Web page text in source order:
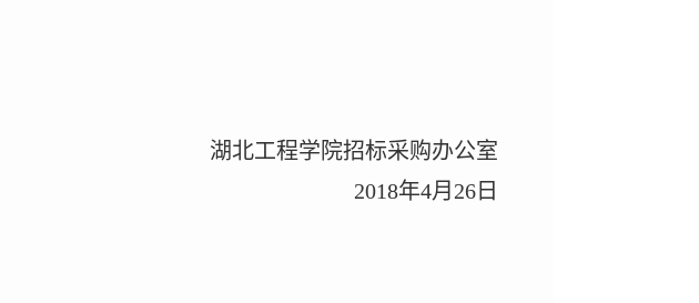
湖北工程学院招标采购办公室
2018年4月 26 日